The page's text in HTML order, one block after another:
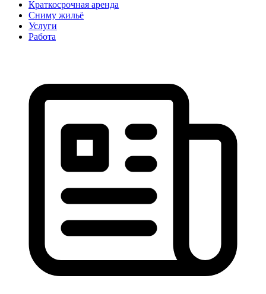
Краткосрочная аренда
Сниму жильё
Услуги
Работа